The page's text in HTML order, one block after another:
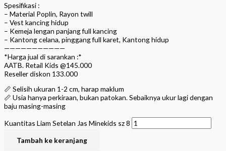
Spesifikasi :
– Material Poplin, Rayon twill
– Vest kancing hidup
– Kemeja lengan panjang full kancing
– Kantong celana, pinggang full karet, Kantong hidup
———————————
*Harga jual di sarankan :*
AATB. Retail Kids @145.000
Reseller diskon 133.000
📏 Selisih ukuran 1-2 cm, harap maklum
📏 Usia hanya perkiraan, bukan patokan. Sebaiknya ukur lagi dengan
baju masing-masing
Kuantitas Liam Setelan Jas Minekids sz 8
Tambah ke keranjang